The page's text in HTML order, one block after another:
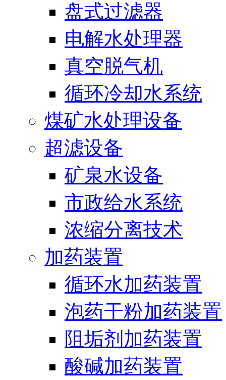
盘式过滤器
电解水处理器
真空脱气机
循环冷却水系统
煤矿水处理设备
超滤设备
矿泉水设备
市政给水系统
浓缩分离技术
加药装置
循环水加药装置
泡药干粉加药装置
阻垢剂加药装置
酸碱加药装置